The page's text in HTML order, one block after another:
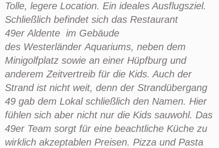
Tolle, legere Location. Ein ideales Ausflugsziel.
Schließlich befindet sich das Restaurant
49er Aldente im Gebäude
des WesterländerAquariums, neben dem
Minigolfplatz sowie an einer Hüpfburg und
anderem Zeitvertreib für die Kids. Auch der
Strand ist nicht weit, denn der Strandübergang
49 gab dem Lokal schließlich den Namen. Hier
fühlen sich aber nicht nur die Kids sauwohl. Das
49er Team sorgt für eine beachtliche Küche zu
wirklich akzeptablen Preisen. Pizza und Pasta